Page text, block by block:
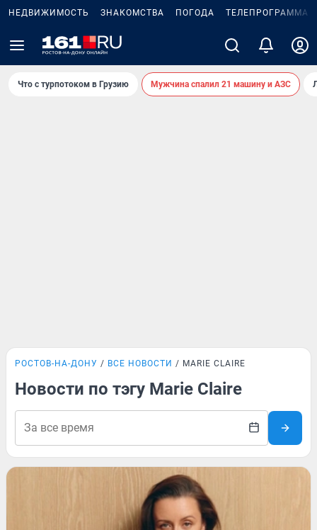
НЕДВИЖИМОСТЬ ЗНАКОМСТВА ПОГОДА ТЕЛЕПРОГРАММА
Что с турпотоком в Грузию Мужчина спалил 21 машину и АЗС
РОСТОВ-НА-ДОНУ ВСЕ НОВОСТИ MARIE CLAIRE
Новости по тэгу Marie Claire